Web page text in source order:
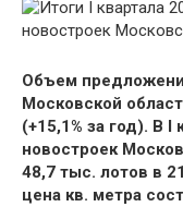
Объем
Московской
(+15,1% за год). В I
новостроек
48,7 тыс. лотов в
цена кв. метра